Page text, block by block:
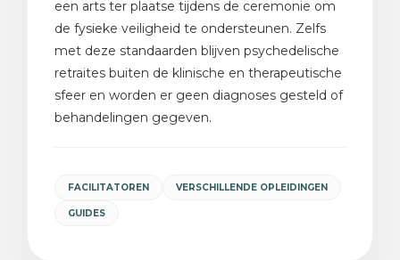
een arts ter plaatse tijdens de ceremonie om
de fysieke veiligheid te ondersteunen. Zelfs
met deze standaarden blijven psychedelische
retraites buiten de klinische en therapeutische
sfeer en worden er geen diagnoses gesteld of
behandelingen gegeven.
FACILITATOREN VERSCHILLENDE OPLEIDINGEN
GUIDES